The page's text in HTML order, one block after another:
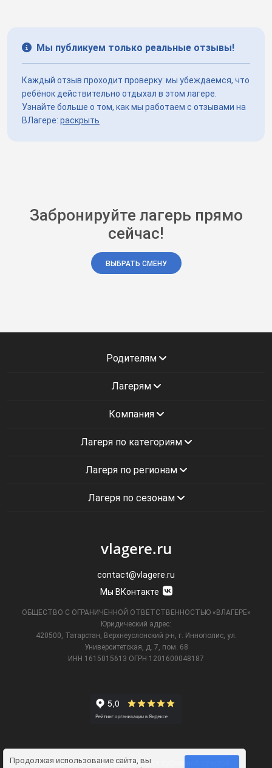
Мы публикуем только реальные отзывы!
Каждый отзыв проходит проверку: мы убеждаемся, что
ребёнок действительно отдыхал в этом лагере.
Узнайте больше о том, как мы работаем с отзывами на
ВЛагере: раскрыть
Забронируйте лагерь прямо
сейчас!
ВЫБРАТЬ СМЕНУ
Продолжая использование сайта, вы
Родителям
Лагерям
Компания
Лагеря по категориям
Лагеря по регионам
Лагеря по сезонам
vlagere.ru
contact@vlagere.ru
Мы ВКонтакте
ОБЩЕСТВО С ОГРАНИЧЕННОЙ ОТВЕТСТВЕННОСТЬЮ «ВЛАГЕРЕ»
Юридический адрес:
420500, Татарстан, Верхнеуслонский р-н, г. Иннополис, ул.
Университетская,
д. 7, пом. 68
ИНН 1615015613 ОГРН 1201600048187
Информация на сайте не является публичной офертой.